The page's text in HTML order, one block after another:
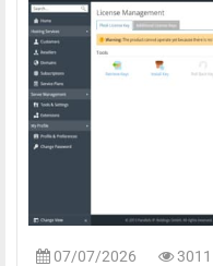
07/07/2026 3011